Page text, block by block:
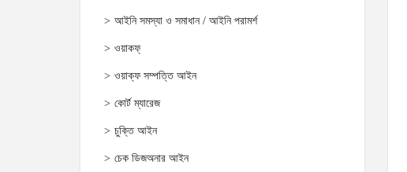
আইনি সমস্যা ও সমাধান / আইনি পরামর্শ
ওয়াকফ্
ওয়াক্‌ফ সম্পত্তি আইন
কোর্ট ম্যারেজ
চুক্তি আইন
চেক ডিজঅনার আইন